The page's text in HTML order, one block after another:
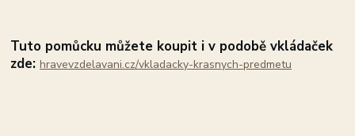
Tuto pomůcku můžete koupit i v podobě vkládaček
zde:hravevzdelavani.cz/vkladacky-krasnych-predmetu